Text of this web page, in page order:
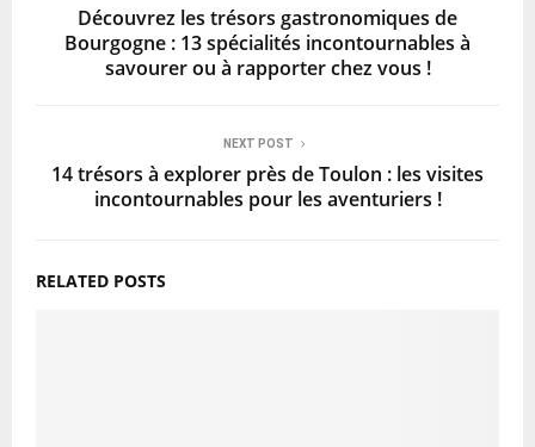
Découvrez les trésors gastronomiques de
Bourgogne : 13 spécialités incontournables à
savourer ou à rapporter chez vous !
NEXT POST
14 trésors à explorer près de Toulon : les visites
incontournables pour les aventuriers !
RELATED POSTS